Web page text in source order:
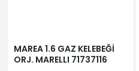
MAREA 1.6 GAZ KELEBEĞİ
ORJ. MARELLI 71737116